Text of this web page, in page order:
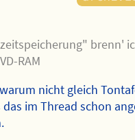
brenn'
RAM
nicht gleich
im Thread schon